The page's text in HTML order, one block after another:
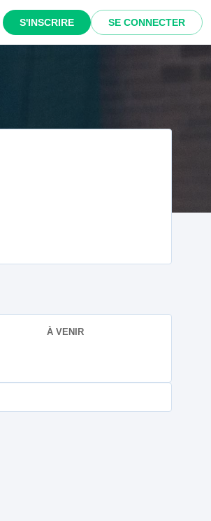
S'INSCRIRE SE CONNECTER
À VENIR